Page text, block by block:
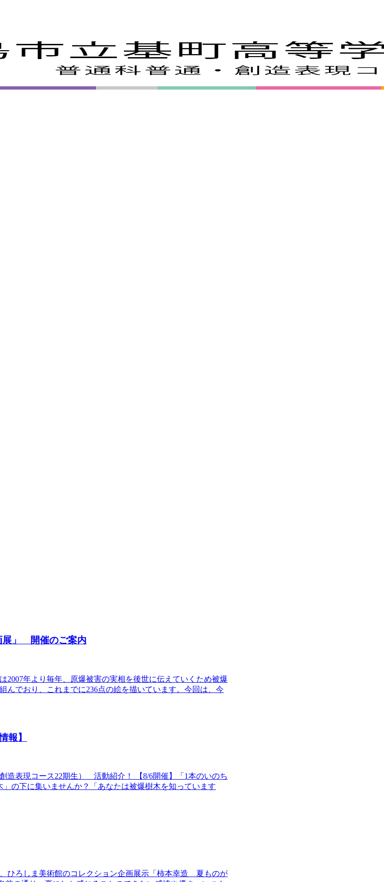
展」 開催のご案内
2007年より毎年、原爆被害の実相を後世に伝えていくため被爆
んでおり、これまでに236点の絵を描いています。今回は、今
報】
造表現コース22期生） 活動紹介！ 【8/6開催】「1本のいのち
の下に集いませんか？「あなたは被爆樹木を知っています
ひろしま美術館のコレクション企画展示「柿本幸造 夏ものが